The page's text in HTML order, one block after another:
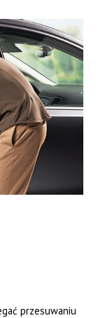
przesuwaniu